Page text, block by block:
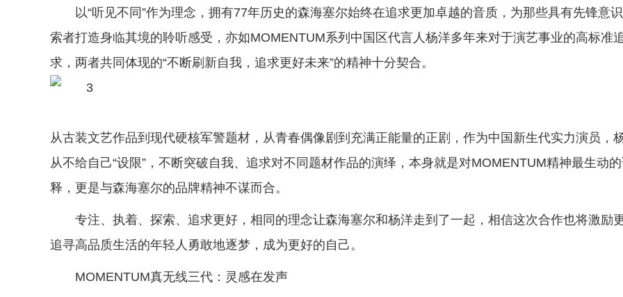
以“听见不同”作为理念，拥有77年历史的森海塞尔始终在追求更加卓越的音质，为那些具有先锋意
索者打造身临其境的聆听感受，亦如MOMENTUM系列中国区代言人杨洋多年来对于演艺事业的高标准
求，两者共同体现的“不断刷新自我，追求更好未来”的精神十分契合。
从古装文艺作品到现代硬核军警题材，从青春偶像剧到充满正能量的正剧，作为中国新生代实力演员，
从不给自己“设限”，不断突破自我、追求对不同题材作品的演绎，本身就是对MOMENTUM精神最生动
释，更是与森海塞尔的品牌精神不谋而合。
专注、执着、探索、追求更好，相同的理念让森海塞尔和杨洋走到了一起，相信这次合作也将激励
追寻高品质生活的年轻人勇敢地逐梦，成为更好的自己。
MOMENTUM真无线三代：灵感在发声